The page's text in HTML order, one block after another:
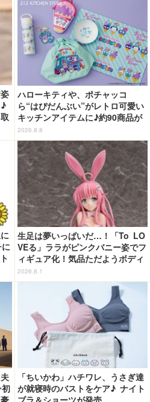
ハローキティや、ポチャッコ
ら“はぴだんぶい”がレトロ可愛い
キッチンアイテムに♪約90商品が
登場【212 KITCHEN STORE】
2026.8.8
生足は夢いっぱいだ…！「To LO
VEる」ララがピンクバニー姿でフ
ィギュア化！気品ただようボディ
に注目
2026.8.1
初
「ちいかわ」ハチワレ、うさぎ達
が就寝時のバストをケア♪ ナイト
ブラ＆ショーツが発売